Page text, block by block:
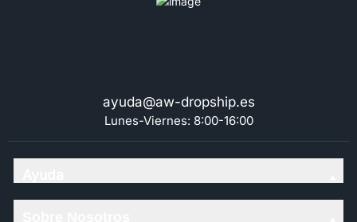
ayuda@aw-dropship.es
Lunes-Viernes: 8:00-16:00